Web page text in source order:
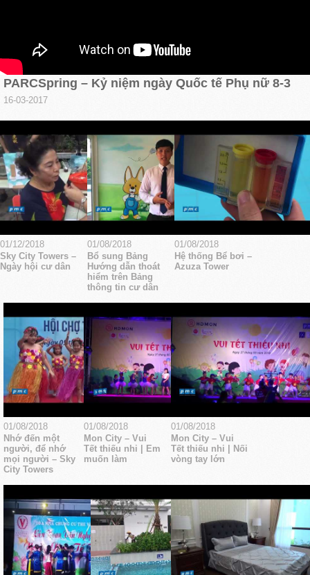
PARCSpring – Kỷ niệm ngày Quốc tế Phụ nữ 8-3
16-03-2017
01/12/2018
Sky City Towers –
Ngày hội cư dân
01/08/2018
Bổ sung Bảng
Hướng dẫn thoát
hiểm trên Bảng
thông tin cư dân
01/08/2018
Hệ thống Bể bơi –
Azuza Tower
01/08/2018
Nhớ đến một
người, để nhớ
mọi người – Sky
City Towers
01/08/2018
Mon City – Vui
Tết thiếu nhi | Em
muốn làm
01/08/2018
Mon City – Vui
Tết thiếu nhi | Nối
vòng tay lớn